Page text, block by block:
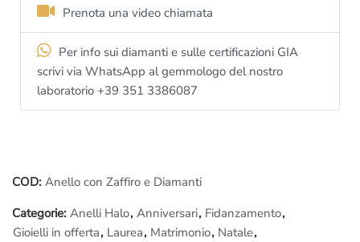
generale puoi scrivere al nostro
testo)
ti risponderemo con piacere e ovviamente senza impegno.
Il prezzo inoltre include:
vuoi incidere.
con il dettaglio di tutte le caratteristiche dello Zaffiro, dell’oro e
dei Diamanti. (Puoi richiedere unacertificazione internazionale
Prenota una video chiamata
Per info sui diamanti e sulle certificazioni GIA
scrivi via WhatsApp al gemmologo del nostro
laboratorio +39 351 3386087
COD: Anello con Zaffiro e Diamanti
Categorie: Anelli Halo, Anniversari, Fidanzamento,
Gioielli in offerta, Laurea, Matrimonio, Natale,